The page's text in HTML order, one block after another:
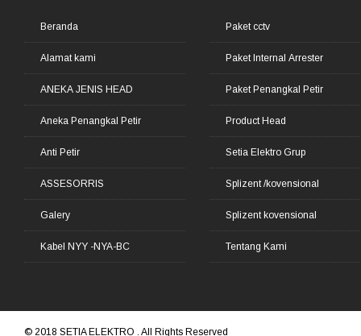
Beranda
Alamat kami
ANEKA JENIS HEAD
Aneka Penangkal Petir
Anti Petir
ASSESORRIS
Galery
Kabel NYY -NYA-BC
Paket cctv
Paket Internal Arrester
Paket Penangkal Petir
Product Head
Setia Elektro Grup
Splizent /kovensional
Splizent kovensional
Tentang Kami
© 2018 SETIA ELEKTRO . All Rights Reserved